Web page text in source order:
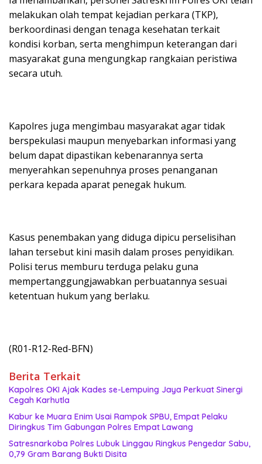
melakukan olah tempat kejadian perkara (TKP),
berkoordinasi dengan tenaga kesehatan terkait
kondisi korban, serta menghimpun keterangan dari
masyarakat guna mengungkap rangkaian peristiwa
secara utuh.
Kapolres juga mengimbau masyarakat agar tidak
berspekulasi maupun menyebarkan informasi yang
belum dapat dipastikan kebenarannya serta
menyerahkan sepenuhnya proses penanganan
perkara kepada aparat penegak hukum.
Kasus penembakan yang diduga dipicu perselisihan
lahan tersebut kini masih dalam proses penyidikan.
Polisi terus memburu terduga pelaku guna
mempertanggungjawabkan perbuatannya sesuai
ketentuan hukum yang berlaku.
(R01-R12-Red-BFN)
Berita Terkait
Kapolres OKI Ajak Kades se-Lempuing Jaya Perkuat Sinergi
Cegah Karhutla
Kabur ke Muara Enim Usai Rampok SPBU, Empat Pelaku
Diringkus Tim Gabungan Polres Empat Lawang
Satresnarkoba Polres Lubuk Linggau Ringkus Pengedar Sabu,
0,79 Gram Barang Bukti Disita